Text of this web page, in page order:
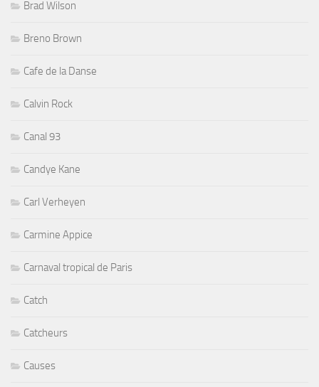
Brad Wilson
Breno Brown
Cafe de la Danse
Calvin Rock
Canal 93
Candye Kane
Carl Verheyen
Carmine Appice
Carnaval tropical de Paris
Catch
Catcheurs
Causes